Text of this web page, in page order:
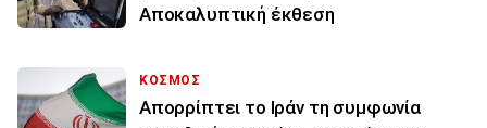
Αποκαλυπτική έκθεση
ΚΟΣΜΟΣ
Απορρίπτει το Ιράν τη συμφωνία